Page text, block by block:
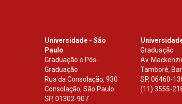
Universidade - São
Paulo
Graduação e Pós-
Graduação
Rua da Consolação, 930
Consolação, São Paulo
SP, 01302-907
Graduação
Av.
Tamboré,
SP,06460-
(11) 3555-